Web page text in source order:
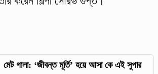
মেট গালা: ‘জীবন্ত মূর্তি’ হয়ে আসা কে এই সুপার